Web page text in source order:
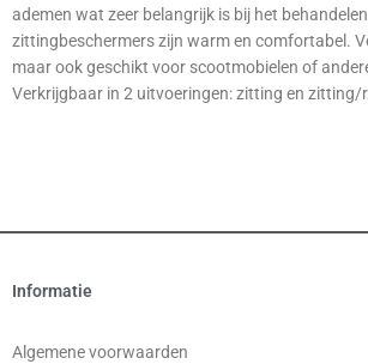
ademen wat zeer belangrijk is bij het
zittingbeschermers zijn warm en comfortabel.
maar ook geschikt voor scootmobielen of
Verkrijgbaar in 2 uitvoeringen: zitting en zitting/
Informatie
Algemene voorwaarden